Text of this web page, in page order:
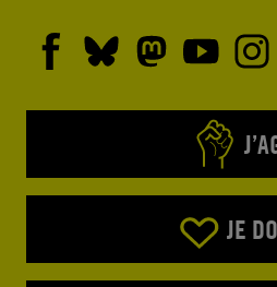
JE